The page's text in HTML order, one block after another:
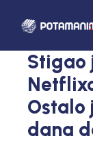
Stigao
Ostalo
dana